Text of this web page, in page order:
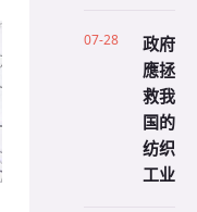
07-28
政府
應拯
救我
国的
纺织
工业